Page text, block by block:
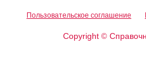
Пользовательское соглашение
Copyright ©